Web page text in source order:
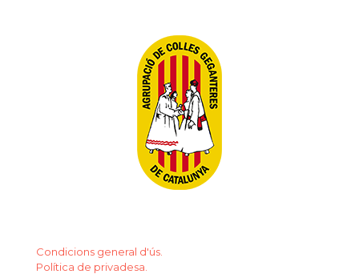
Condicions general d'ús.
Política de privadesa.